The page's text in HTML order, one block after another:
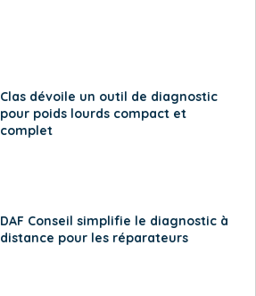
Clas dévoile un outil de diagnostic
pour poids lourds compact et
complet
DAF Conseil simplifie le diagnostic à
distance pour les réparateurs